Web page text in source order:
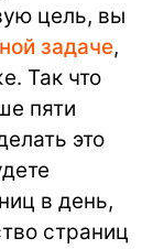
цель, вы
задаче,
Так что
пяти
это
в день,
страниц